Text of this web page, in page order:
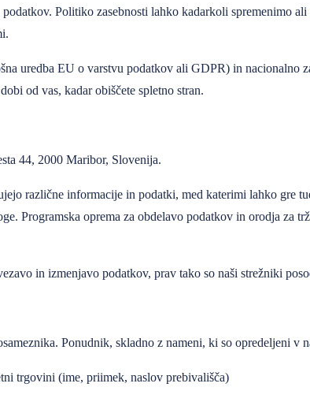
Politiko zasebnosti lahko kadarkoli spremenimo
uredba EU o varstvu podatkov ali GDPR) in
od vas, kadar obiščete spletno stran.
44, 2000 Maribor, Slovenija.
različne informacije in podatki, med katerimi lahko gre
Programska oprema za obdelavo podatkov in orodja za
in izmenjavo podatkov, prav tako so naši strežniki
Ponudnik, skladno z nameni, ki so opredeljeni v
trgovini (ime, priimek, naslov prebivališča)